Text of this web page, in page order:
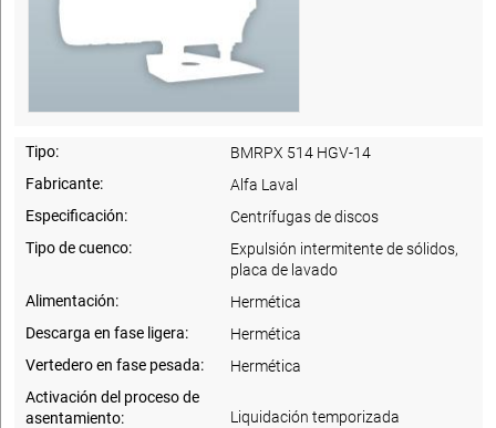
Tipo:
BMRPX 514 HGV-14
Fabricante:
Alfa Laval
Especificación:
Centrífugas de discos
Tipo de cuenco:
Expulsión intermitente de sólidos,
placa de lavado
Alimentación:
Hermética
Descarga en fase ligera:
Hermética
Vertedero en fase pesada:
Hermética
Activación del proceso de
asentamiento:
Liquidación temporizada